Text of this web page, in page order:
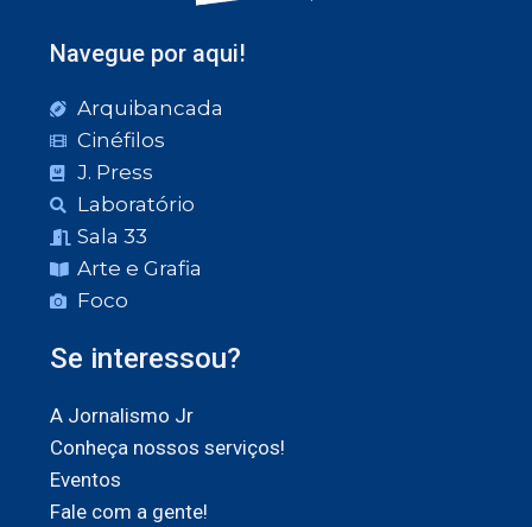
Navegue por aqui!
Arquibancada
Cinéfilos
J. Press
Laboratório
Sala 33
Arte e Grafia
Foco
Se interessou?
A Jornalismo Jr
Conheça nossos serviços!
Eventos
Fale com a gente!